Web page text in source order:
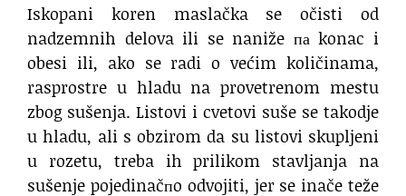
Iskopani koren maslačka se očisti od
nadzemnih delova ili se naniže па konac i
obesi ili, ako se radi o većim količinama,
rasprostre u hladu na provetrenom mestu
zbog sušenja. Listovi i cvetovi suše se takodje
u hladu, ali s obzirom da su listovi skupljeni
u rozetu, treba ih prilikom stavljanja na
sušenje pojedinačпo odvojiti, jer se inače teže